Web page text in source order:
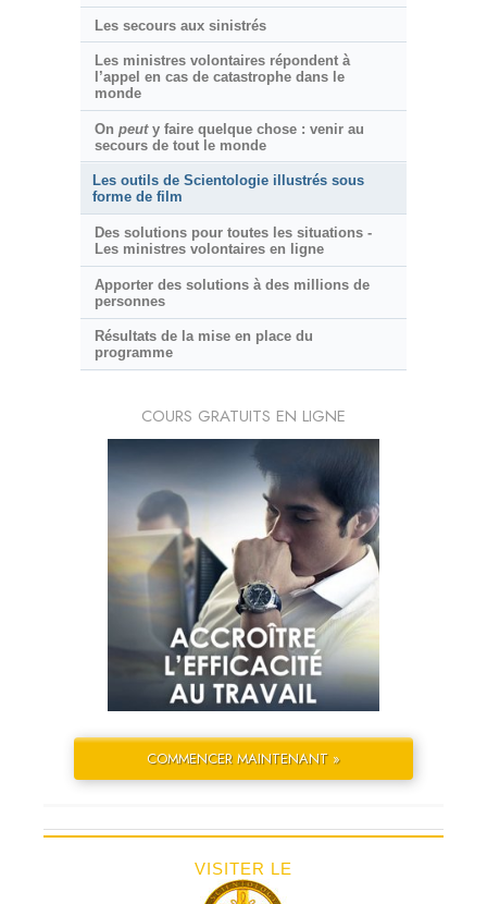
Les secours aux sinistrés
Les ministres volontaires répondent à
l’appel en cas de catastrophe dans le
monde
On peuty faire quelque chose : venir au
secours de tout le monde
Les outils de Scientologie illustrés sous
forme de film
Des solutions pour toutes les situations -
Les ministres volontaires en ligne
Apporter des solutions à des millions de
personnes
Résultats de la mise en place du
programme
COURS GRATUITS EN LIGNE
COMMENCER MAINTENANT »
VISITER LE